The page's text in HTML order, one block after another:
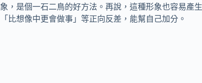
象，是個一石二鳥的好方法。再說，這種形象也容易產
「比想像中更會做事」等正向反差，能幫自己加分。